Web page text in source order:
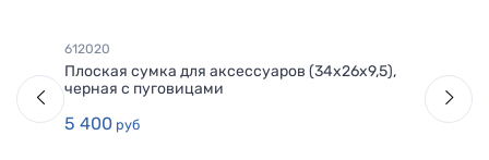
612020
Плоская сумка для аксессуаров (34х26х9,5),
черная с пуговицами
5 400 руб